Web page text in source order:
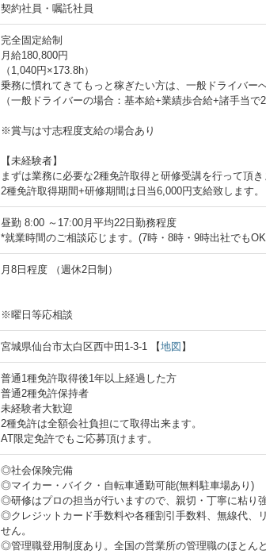
契約社員・嘱託社員
完全固定給制
月給180,800円
（1,040円×173.8h）
乗務に慣れてきてもっと稼ぎたい方は、一般ドライバー
（一般ドライバーの場合：基本給+業績歩合給+諸手当で
※賞与は寸志程度支給の場合あり
【未経験者】
まずは業務に必要な2種免許取得と研修受講を行って頂き
2種免許取得期間+研修期間は日当6,000円支給致します。
昼勤 8:00 ～17:00月平均22日勤務程度
*就業時間のご相談応じます。(7時・8時・9時出社でも
月8日程度 （週休2日制）
※曜日等応相談
宮城県仙台市太白区西中田1-3-1 【地図 】
普通1種免許取得後1年以上経過した方
普通2種免許保持者
未経験者大歓迎
2種免許は全額会社負担にて取得出来ます。
AT限定免許でもご応募頂けます。
◎社会保険完備
◎マイカー・バイク・自転車通勤可能(無料駐車場あり)
◎研修はプロの担当が行いますので、親切・丁寧に粘り強
◎クレジットカード手数料や各種割引手数料、無線代、
せん。
◎管理職登用制度あり。全国の営業所の管理職のほとん